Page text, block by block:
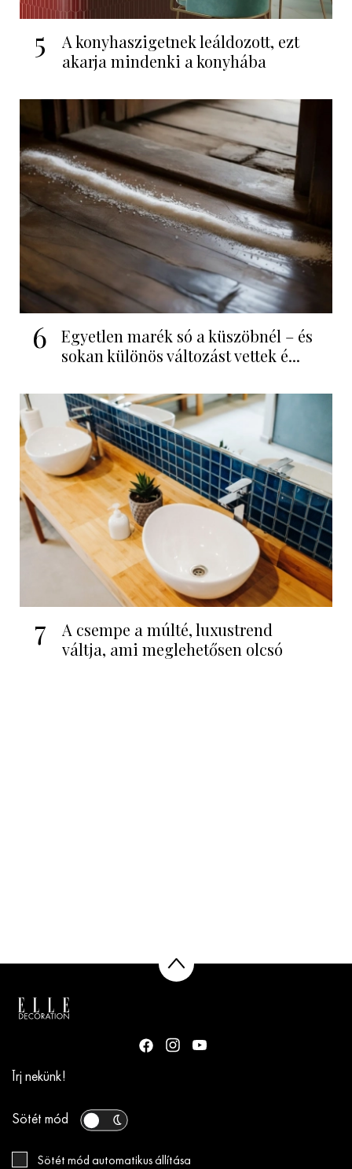
5
A konyhaszigetnek leáldozott, ezt
akarja mindenki a konyhába
6
Egyetlen marék só a küszöbnél – és
sokan különös változást vettek é...
7
A csempe a múlté, luxustrend
váltja, ami meglehetősen olcsó
Írj nekünk!
Sötét mód
Sötét mód automatikus állítása